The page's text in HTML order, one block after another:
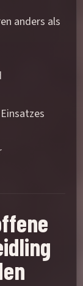
anders als